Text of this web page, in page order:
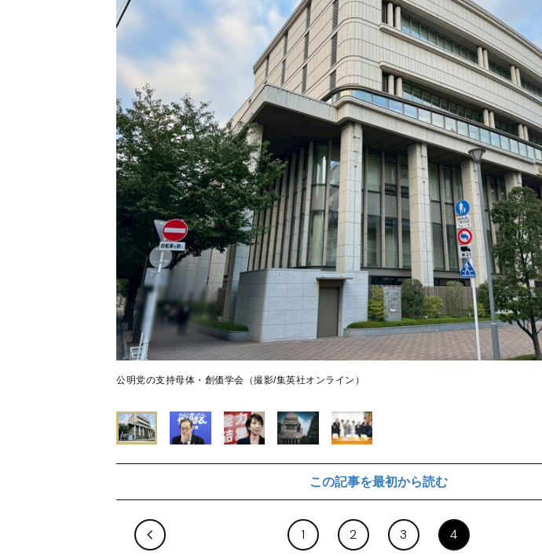
t
e
公明党の支持母体・創価学会（撮影/集英社オンライン）
この記事を最初から読む
1 2 3 4